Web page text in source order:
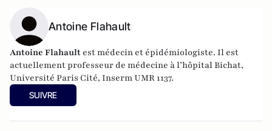
Antoine Flahault
Antoine Flahault est médecin et épidémiologiste. Il est
actuellement professeur de médecine à l’hôpital Bichat,
Université Paris Cité, Inserm UMR 1137.
SUIVRE